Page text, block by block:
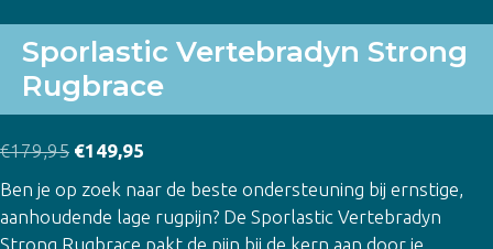
Sporlastic Vertebradyn Strong
Rugbrace
€179,95 Oorspronkelijke
was:
€179,95.
€149,95
prijs
€149,95.
Ben je op zoek naar de beste ondersteuning bij ernstige,
aanhoudende lage rugpijn? De Sporlastic Vertebradyn
Strong Rugbrace pakt de pijn bij de kern aan door je